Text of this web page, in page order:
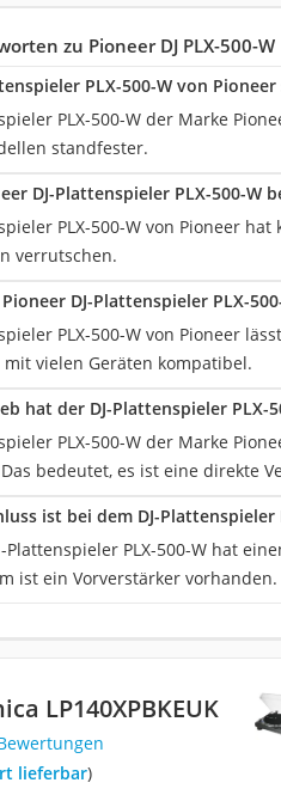
zu Pioneer DJ PLX-500-W
PLX-500-W von
PLX-500-W der Marke
standfester.
DJ-Plattenspieler PLX-500-W
PLX-500-W von Pioneer
verrutschen.
DJ-Plattenspieler PLX-
PLX-500-W von Pioneer
vielen Geräten kompatibel.
hat der DJ-Plattenspieler PLX-
PLX-500-W der Marke
bedeutet, es ist eine direkte
ist bei dem DJ-
Plattenspieler PLX-500-W hat
ist ein Vorverstärker vorhanden.
LP140XPBKEUK
lieferbar)